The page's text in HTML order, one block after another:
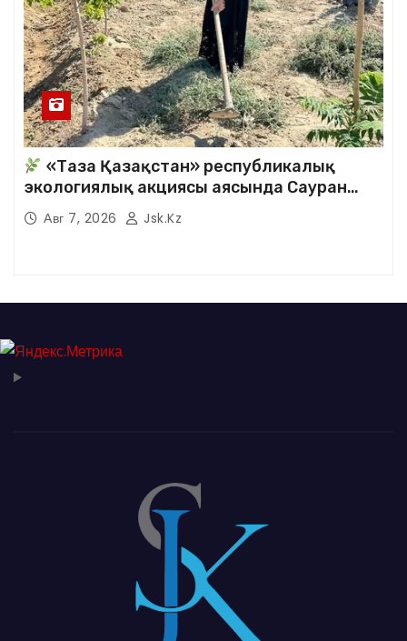
«Таза Қазақстан» республикалық
экологиялық акциясы аясында Сауран
аудандық кітапханасының қызметкерлері
кезекті сенбілік жұмыстарына белсене
Авг 7, 2026 Jsk.kz